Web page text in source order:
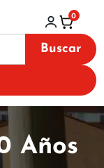
Buscar
0
Años